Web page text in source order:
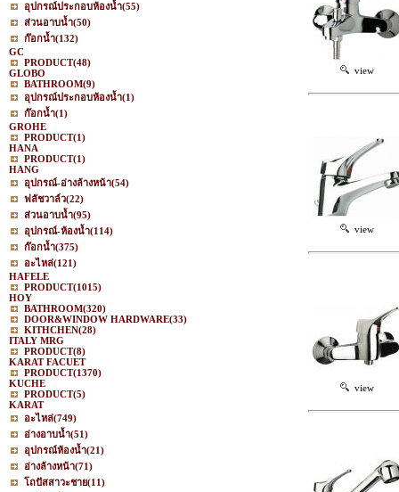
อุปกรณ์ประกอบห้องน้ำ(55)
ส่วนอาบน้ำ(50)
ก๊อกน้ำ(132)
GC
PRODUCT(48)
GLOBO
BATHROOM(9)
อุปกรณ์ประกอบห้องน้ำ(1)
ก๊อกน้ำ(1)
GROHE
PRODUCT(1)
HANA
PRODUCT(1)
HANG
อุปกรณ์-อ่างล้างหน้า(54)
ฟลัชวาล์ว(22)
ส่วนอาบน้ำ(95)
อุปกรณ์-ห้องน้ำ(114)
ก๊อกน้ำ(375)
อะไหล่(121)
HAFELE
PRODUCT(1015)
HOY
BATHROOM(320)
DOOR&WINDOW HARDWARE(33)
KITHCHEN(28)
ITALY MRG
PRODUCT(8)
KARAT FACUET
PRODUCT(1370)
KUCHE
PRODUCT(5)
KARAT
อะไหล่(749)
อ่างอาบน้ำ(51)
อุปกรณ์ห้องน้ำ(21)
อ่างล้างหน้า(71)
โถปัสสาวะชาย(11)
view
view
view